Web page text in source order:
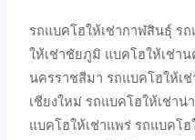
รถแบคโฮให้เช่ากาฬสินธุ์ ร
ให้เช่าชัยภูมิ แบคโฮให้เช่า
นครราชสีมา รถแบคโฮให้เช่
เชียงใหม่ รถแบคโฮให้เช่าน่
แบคโฮให้เช่าแพร่ รถแบคโฮ